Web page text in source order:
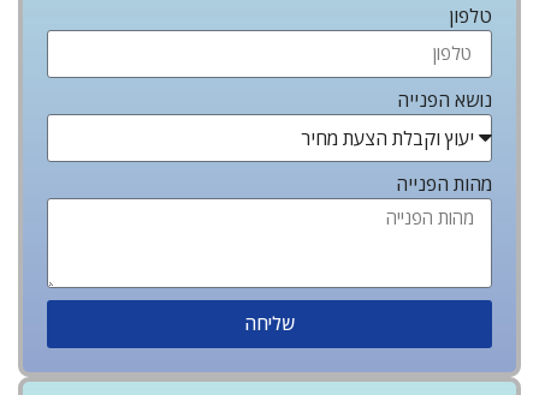
טלפון
נושא הפנייה
מהות הפנייה
שליחה